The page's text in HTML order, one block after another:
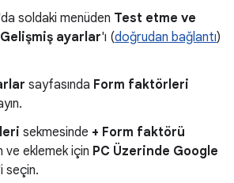
soldaki menüden Test etme ve
ayarlar'ı (doğrudan bağlantı)
sayfasında Form faktörleri
sekmesinde + Form faktörü
ve eklemek için PC Üzerinde Google
seçin.